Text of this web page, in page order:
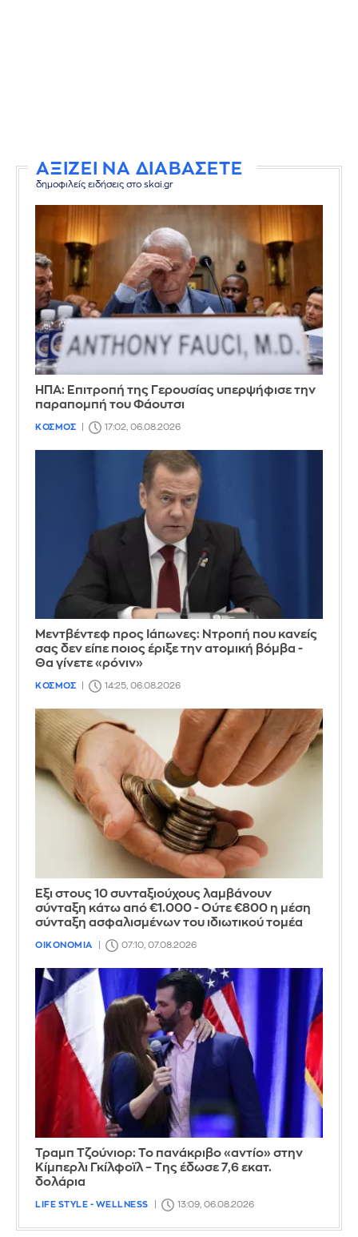
ΑΞΙΖΕΙ ΝΑ ΔΙΑΒΑΣΕΤΕ
δημοφιλείς ειδήσεις στο skai.gr
ΗΠΑ: Επιτροπή της Γερουσίας υπερψήφισε την
παραπομπή του Φάουτσι
ΚΟΣΜΟΣ 17:02, 06.08.2026
Μεντβέντεφ προς Ιάπωνες: Ντροπή που κανείς
σας δεν είπε ποιος έριξε την ατομική βόμβα -
Θα γίνετε «ρόνιν»
ΚΟΣΜΟΣ 14:25, 06.08.2026
Έξι στους 10 συνταξιούχους λαμβάνουν
σύνταξη κάτω από €1.000 - Ούτε €800 η μέση
σύνταξη ασφαλισμένων του ιδιωτικού τομέα
ΟΙΚΟΝΟΜΙΑ 07:10, 07.08.2026
Τραμπ Τζούνιορ: Το πανάκριβο «αντίο» στην
Κίμπερλι Γκίλφοϊλ – Της έδωσε 7,6 εκατ.
δολάρια
LIFE STYLE - WELLNESS 13:09, 06.08.2026